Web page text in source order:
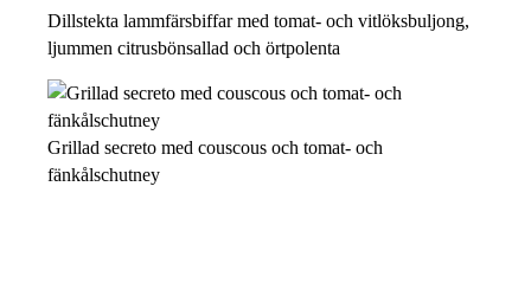
Dillstekta lammfärsbiffar med tomat- och vitlöksbuljong,
ljummen citrusbönsallad och örtpolenta
Grillad secreto med couscous och tomat- och
fänkålschutney